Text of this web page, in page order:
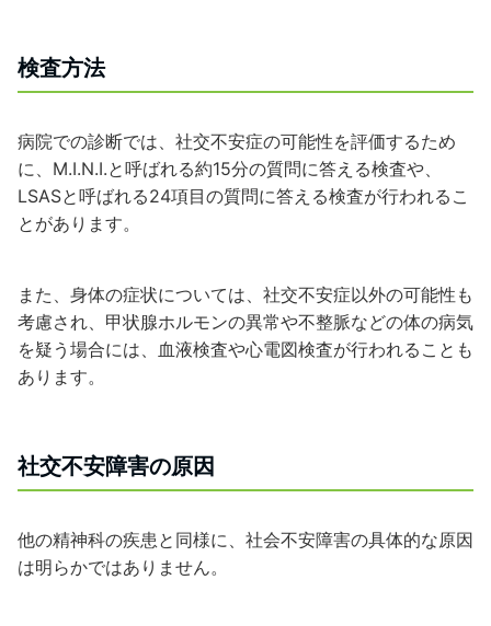
検査方法
病院での診断では、社交不安症の可能性を評価するため
に、 M.I.N.I.と呼ばれる約15分の質問に答える検査や、
LSASと呼ばれる24項目の質問に答える検査が行われるこ
とがあります。
また、身体の症状については、社交不安症以外の可能性も
考慮され、甲状腺ホルモンの異常や不整脈などの体の病気
を疑う場合には、血液検査や心電図検査が行われることも
あります。
社交不安障害の原因
他の精神科の疾患と同様に、社会不安障害の具体的な原因
は明らかではありません。